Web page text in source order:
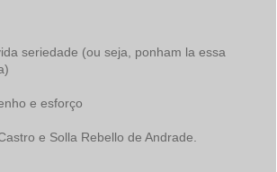
seriedade (ou seja, ponham la essa
e esforço
e Solla Rebello de Andrade.